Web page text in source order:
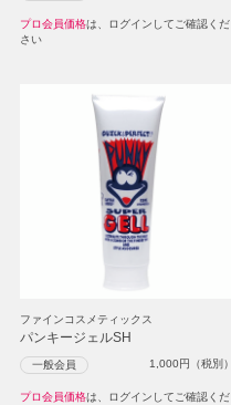
プロ会員価格は、ログインしてご確認くだ
さい
ファインコスメティックス
パンキージェルSH
一般会員 1,000円（税別）
プロ会員価格は、ログインしてご確認くだ